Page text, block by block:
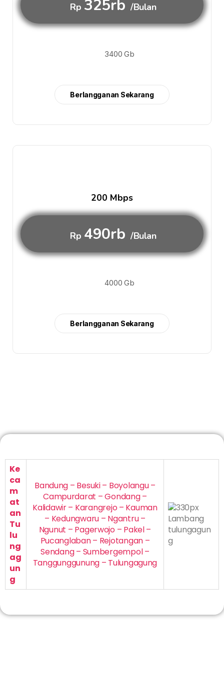
Rp 325rb /Bulan
3400 Gb
Berlangganan Sekarang
200 Mbps
Rp 490rb /Bulan
4000 Gb
Berlangganan Sekarang
Ke
ca
m
at
an
Tu
lu
ng
ag
un
g
Bandung – Besuki – Boyolangu –
Campurdarat – Gondang –
Kalidawir – Karangrejo – Kauman
– Kedungwaru – Ngantru –
Ngunut – Pagerwojo – Pakel –
Pucanglaban – Rejotangan –
Sendang – Sumbergempol –
Tanggunggunung – Tulungagung